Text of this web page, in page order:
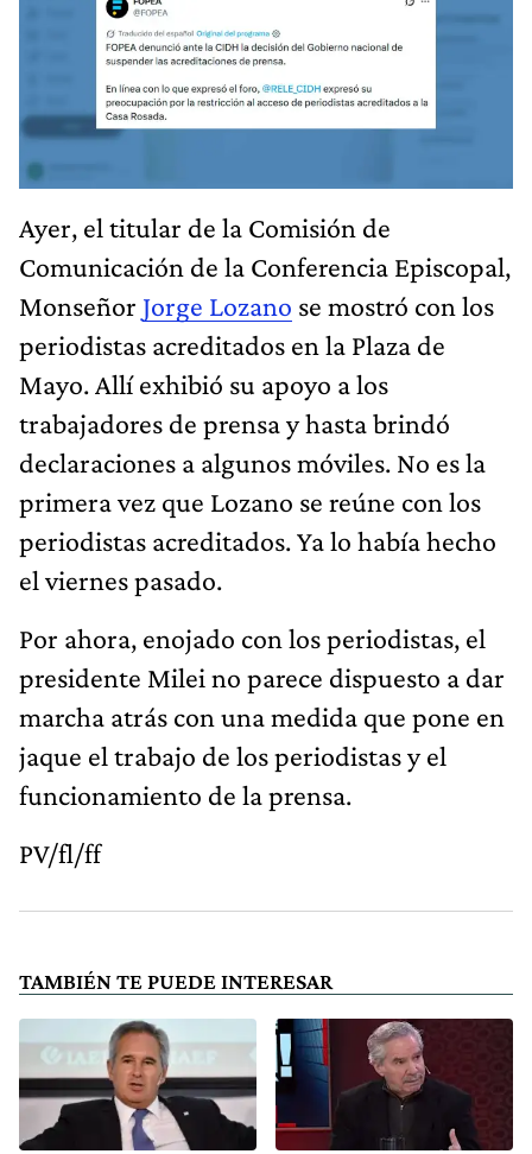
Ayer, el titular de la Comisión de
Comunicación de la Conferencia Episcopal,
Monseñor Jorge Lozano se mostró con los
periodistas acreditados en la Plaza de
Mayo. Allí exhibió su apoyo a los
trabajadores de prensa y hasta brindó
declaraciones a algunos móviles. No es la
primera vez que Lozano se reúne con los
periodistas acreditados. Ya lo había hecho
el viernes pasado.
Por ahora, enojado con los periodistas, el
presidente Milei no parece dispuesto a dar
marcha atrás con una medida que pone en
jaque el trabajo de los periodistas y el
funcionamiento de la prensa.
PV/fl/ff
TAMBIÉN TE PUEDE INTERESAR